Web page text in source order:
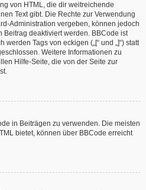
von HTML, die dir weitreichende
Text gibt. Die Rechte zur Verwendung
Administration vergeben, können jedoch
deaktiviert werden. BBCode ist
Tags von eckigen („[“ und „]“) statt
Weitere Informationen zu
Hilfe-Seite, die von der Seite zur
in Beiträgen zu verwenden. Die meisten
bietet, können über BBCode erreicht